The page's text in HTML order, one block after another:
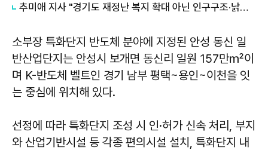
추미애 지사 "경기도 재정난 복지 확대 아닌 인구구조·낡은 세수체계 문제"
소부장 특화단지 반도체 분야에 지정된 안성 동신 일
반산업단지는 안성시 보개면 동신리 일원 157만㎡이
며 K-반도체 벨트인 경기 남부 평택~용인~이천을 잇
는 중심에 위치해 있다.
선정에 따라 특화단지 조성 시 인·허가 신속 처리, 부지
와 산업기반시설 등 각종 편의시설 설치, 특화단지 내